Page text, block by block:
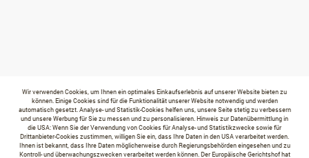
Wir verwenden Cookies, um Ihnen ein optimales Einkaufserlebnis auf unserer Website bieten zu
können. Einige Cookies sind für die Funktionalität unserer Website notwendig und werden
automatisch gesetzt. Analyse- und Statistik-Cookies helfen uns, unsere Seite stetig zu verbessern
und unsere Werbung für Sie zu messen und zu personalisieren. Hinweis zur Datenübermittlung in
die USA: Wenn Sie der Verwendung von Cookies für Analyse- und Statistikzwecke sowie für
Drittanbieter-Cookies zustimmen, willigen Sie ein, dass Ihre Daten in den USA verarbeitet werden.
Ihnen ist bekannt, dass Ihre Daten möglicherweise durch Regierungsbehörden eingesehen und zu
Kontroll- und überwachungszwecken verarbeitet werden können. Der Europäische Gerichtshof hat